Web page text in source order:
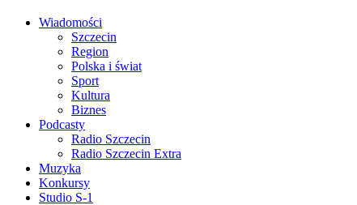
Wiadomości
Szczecin
Region
Polska i świat
Sport
Kultura
Biznes
Podcasty
Radio Szczecin
Radio Szczecin Extra
Muzyka
Konkursy
Studio S-1